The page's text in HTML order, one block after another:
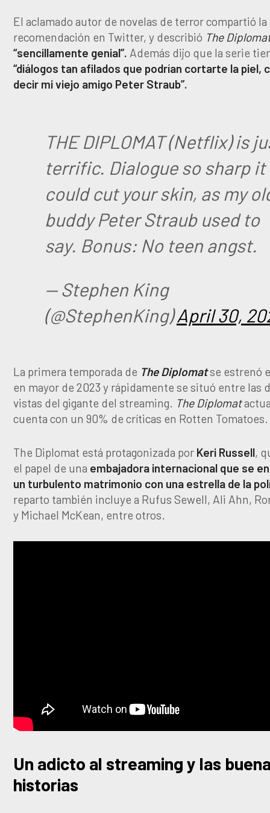
El aclamado autor de novelas de terror compartió la
recomendación en Twitter, y describió The
“sencillamente genial”. Además dijo que la serie
“diálogos tan afilados que podrían cortarte la piel,
decir mi viejo amigo Peter Straub”.
THE DIPLOMAT (Netflix) is
terrific. Dialogue so sharp it
could cut your skin, as my
buddy Peter Straub used to
say. Bonus: No teen angst.
— Stephen King
(@StephenKing)April 30,
La primera temporada de The Diplomatse estrenó
en mayor de 2023 y rápidamente se situó entre las
vistas del gigante del streaming. The Diplomat
cuenta con un 90% de críticas en Rotten Tomatoes.
The Diplomat está protagonizada por Keri Russell,
el papel de una embajadora internacional que se
un turbulento matrimonio con una estrella de la
reparto también incluye a Rufus Sewell, Ali Ahn,
y Michael McKean, entre otros.
Un adicto al streaming y las
historias